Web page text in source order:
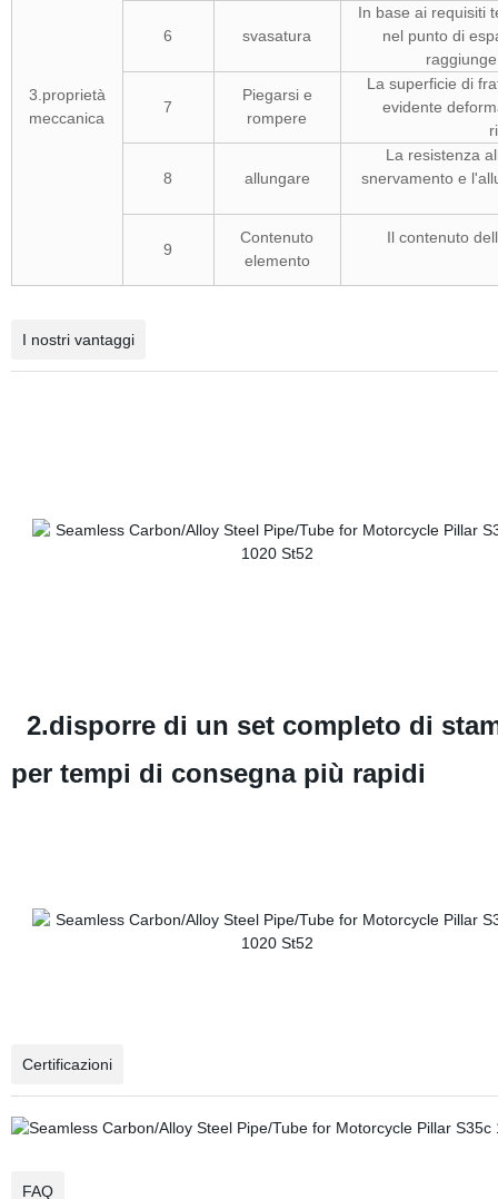
3.proprietà
meccanica
6 svasatura
In base ai requisiti
nel punto di
7
Piegarsi e
rompere
La superficie di
evidente
8 allungare
La resistenza
snervamento e
9
Contenuto
elemento
Il contenuto
I nostri vantaggi
2.disporre di un set completo di
per tempi di consegna più rapidi
Certificazioni
FAQ